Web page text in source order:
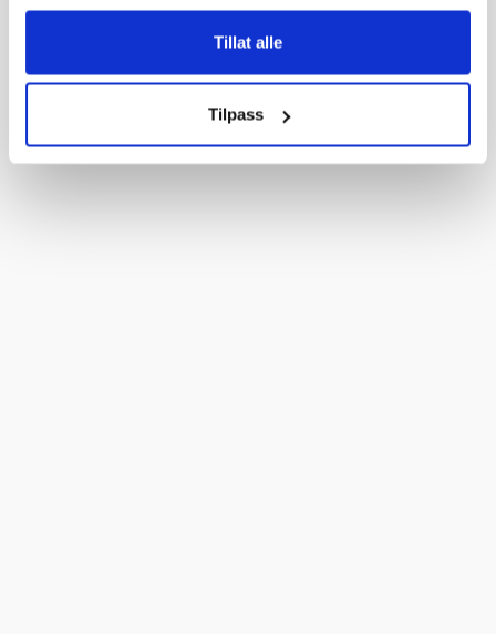
Tillat alle
Tilpass
Omgående
9 390,-